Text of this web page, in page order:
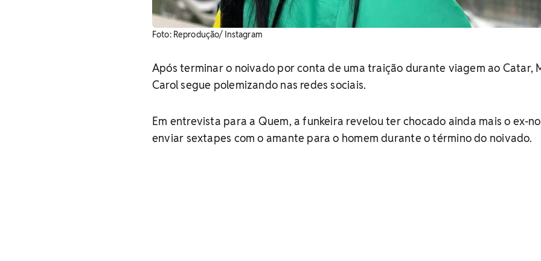
Foto: Reprodução/ Instagram
Após terminar o noivado por conta de uma traição durante viagem ao Catar,
Carol segue polemizando nas redes sociais.
Em entrevista para a Quem, a funkeira revelou ter chocado ainda mais o ex-
enviar sextapes com o amante para o homem durante o término do noivado.